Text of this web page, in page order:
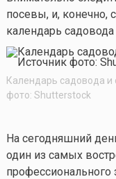
посевы, и, конечно,
календарь
Календарь садовода и
фото: Shutterstock
На сегодняшний
один из самых